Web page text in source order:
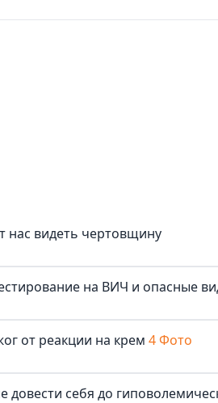
нас видеть чертовщину
на ВИЧ и опасные
от реакции на крем 4 Фото
довести себя до